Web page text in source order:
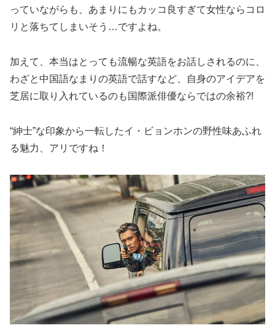
っていながらも、あまりにもカッコ良すぎて女性ならコロ
リと落ちてしまいそう…ですよね。
加えて、本当はとっても流暢な英語をお話しされるのに、
わざと中国語なまりの英語で話すなど、自身のアイデアを
芝居に取り入れているのも国際派俳優ならではの余裕?!
“紳士”な印象から一転したイ・ビョンホンの野性味あふれ
る魅力、アリですね！